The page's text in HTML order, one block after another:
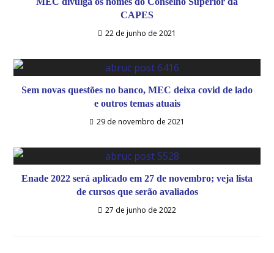
CAPES
22 de junho de 2021
Sem novas questões no banco, MEC deixa covid de lado
e outros temas atuais
29 de novembro de 2021
Enade 2022 será aplicado em 27 de novembro; veja lista
de cursos que serão avaliados
27 de junho de 2022